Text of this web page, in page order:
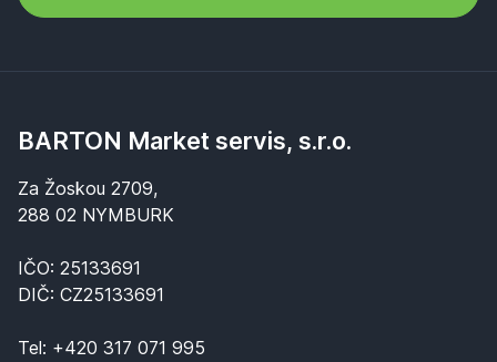
BARTON Market servis, s.r.o.
Za Žoskou 2709,
288 02 NYMBURK
IČO: 25133691
DIČ: CZ25133691
Tel: +420 317 071 995